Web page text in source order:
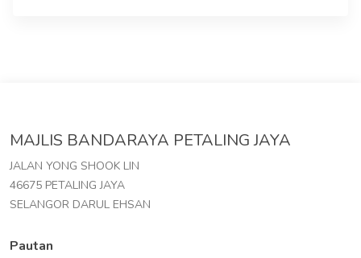
MAJLIS BANDARAYA PETALING JAYA
JALAN YONG SHOOK LIN
46675 PETALING JAYA
SELANGOR DARUL EHSAN
Pautan